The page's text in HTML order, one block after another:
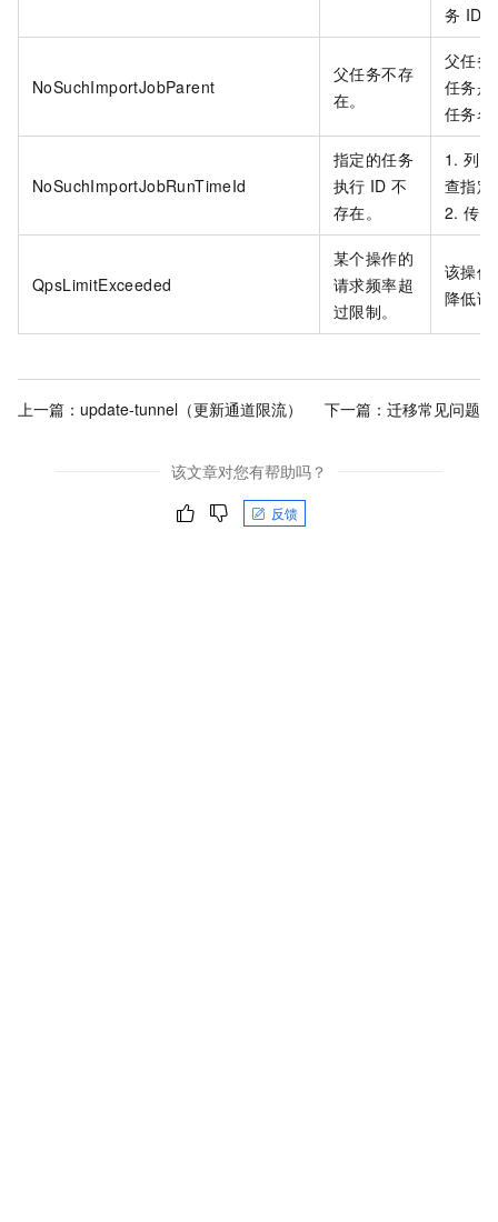
务 ID。
NoSuchImportJobParent
父任务不存
在。
父任务
任务是
任务名
NoSuchImportJobRunTimeId
指定的任务
执行 ID 不
存在。
1. 列
查指定
2. 传
QpsLimitExceeded
某个操作的
请求频率超
过限制。
该操作
降低请
上一篇： update-tunnel（更新通道限流） 下一篇： 迁移常见问题
该文章对您有帮助吗？
反馈